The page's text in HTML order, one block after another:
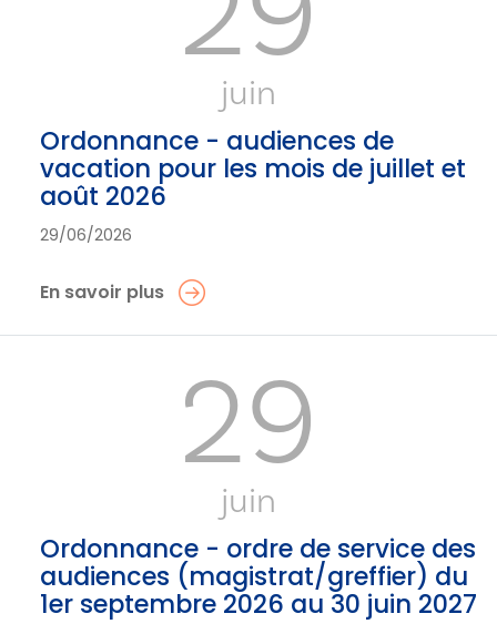
juin
Ordonnance - audiences de
vacation pour les mois de juillet et
août 2026
29/06/2026
En savoir plus
29
juin
Ordonnance - ordre de service des
audiences (magistrat/greffier) du
1er septembre 2026 au 30 juin 2027